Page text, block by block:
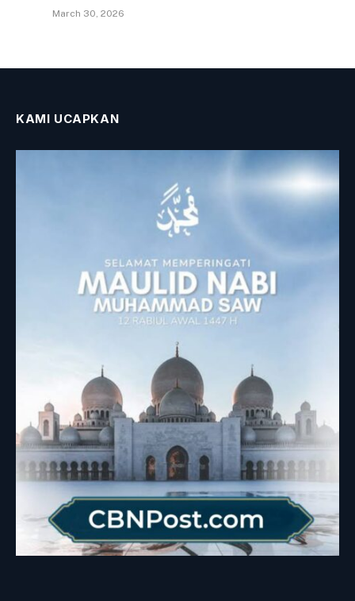
March 30, 2026
KAMI UCAPKAN